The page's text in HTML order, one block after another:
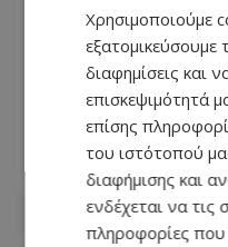
Μητέρα και γιος
μετωπική
όχημα στις
το σημείο της
07.08.2026 - 10:00
Χρησιμοποιούμε
εξατομικεύσουμε
διαφημίσεις και
επισκεψιμότητά
επίσης
του ιστότοπού
διαφήμισης και
ενδέχεται να
πληροφορίες που